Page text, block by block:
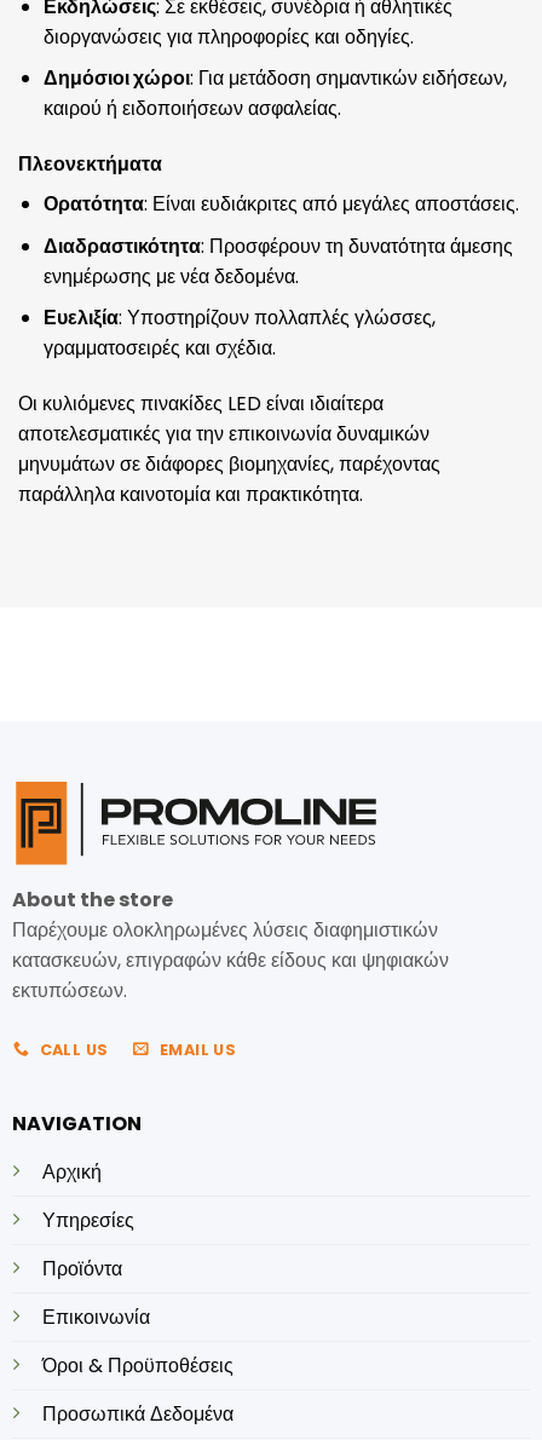
Εκδηλώσεις: Σε εκθέσεις, συνέδρια ή αθλητικές
διοργανώσεις για πληροφορίες και οδηγίες.
Δημόσιοι χώροι: Για μετάδοση σημαντικών ειδήσεων,
καιρού ή ειδοποιήσεων ασφαλείας.
Πλεονεκτήματα
Ορατότητα: Είναι ευδιάκριτες από μεγάλες αποστάσεις.
Διαδραστικότητα: Προσφέρουν τη δυνατότητα άμεσης
ενημέρωσης με νέα δεδομένα.
Ευελιξία: Υποστηρίζουν πολλαπλές γλώσσες,
γραμματοσειρές και σχέδια.
Οι κυλιόμενες πινακίδες LED είναι ιδιαίτερα
αποτελεσματικές για την επικοινωνία δυναμικών
μηνυμάτων σε διάφορες βιομηχανίες, παρέχοντας
παράλληλα καινοτομία και πρακτικότητα.
About the store
Παρέχουμε ολοκληρωμένες λύσεις διαφημιστικών
κατασκευών, επιγραφών κάθε είδους και ψηφιακών
εκτυπώσεων.
CALL US EMAIL US
NAVIGATION
Αρχική
Υπηρεσίες
Προϊόντα
Επικοινωνία
Όροι & Προϋποθέσεις
Προσωπικά Δεδομένα